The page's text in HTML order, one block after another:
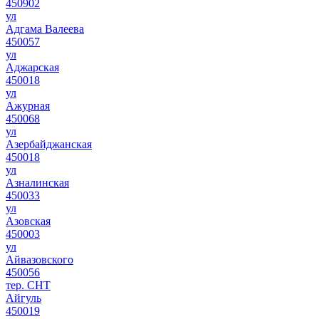
450902
ул
Адгама Валеева
450057
ул
Аджарская
450018
ул
Ажурная
450068
ул
Азербайджанская
450018
ул
Азналинская
450033
ул
Азовская
450003
ул
Айвазовского
450056
тер. СНТ
Айгуль
450019